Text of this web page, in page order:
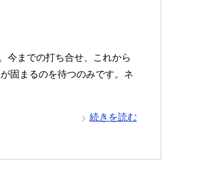
今までの打ち合せ、これから
固まるのを待つのみです。ネ
続きを読む